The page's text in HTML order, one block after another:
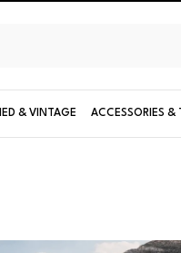
& VINTAGE ACCESSORIES &